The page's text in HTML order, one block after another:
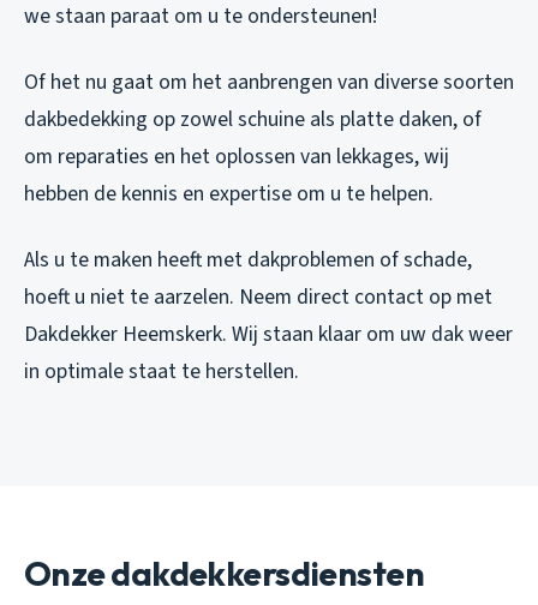
we staan paraat om u te ondersteunen!
Of het nu gaat om het aanbrengen van diverse soorten
dakbedekking op zowel schuine als platte daken, of
om reparaties en het oplossen van lekkages, wij
hebben de kennis en expertise om u te helpen.
Als u te maken heeft met dakproblemen of schade,
hoeft u niet te aarzelen. Neem direct contact op met
Dakdekker Heemskerk. Wij staan klaar om uw dak weer
in optimale staat te herstellen.
Onze dakdekkersdiensten